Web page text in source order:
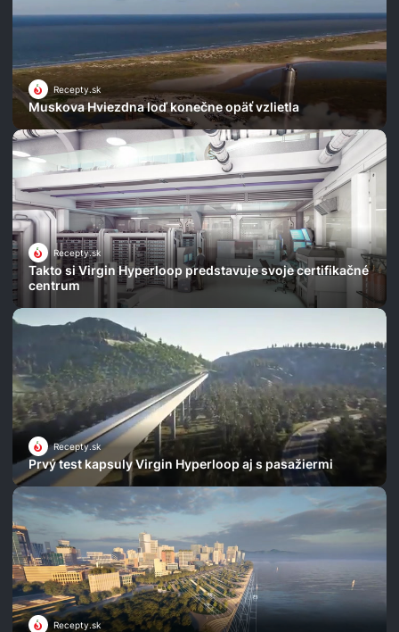
Recepty.sk
Muskova Hviezdna loď konečne opäť vzlietla
Recepty.sk
Takto si Virgin Hyperloop predstavuje svoje certifikačné
centrum
Recepty.sk
Prvý test kapsuly Virgin Hyperloop aj s pasažiermi
Recepty.sk